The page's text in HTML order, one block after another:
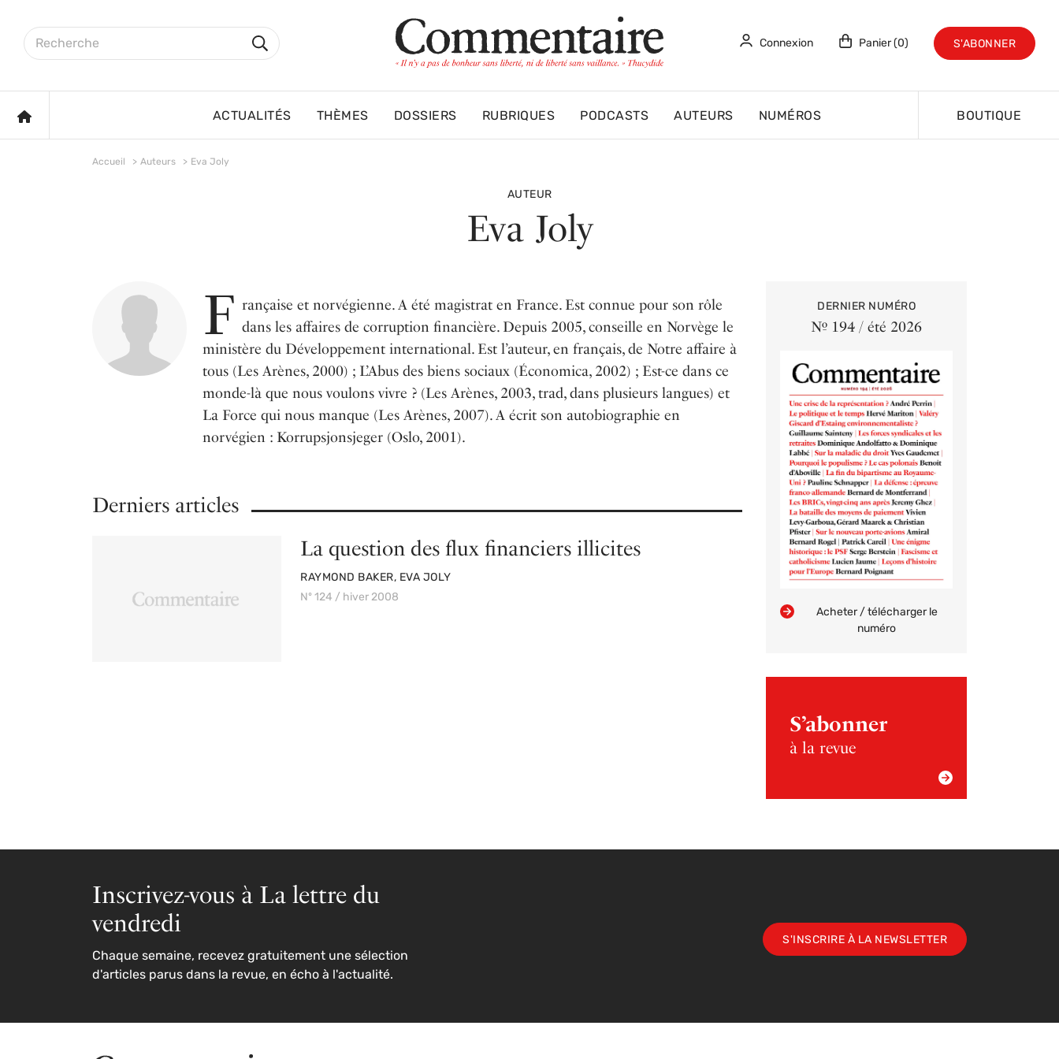
Rechercher sur le site
Rechercher
Connexion Panier (0) S'ABONNER
ACCUEIL ACTUALITÉS THÈMES DOSSIERS RUBRIQUES PODCASTS AUTEURS NUMÉROS BOUTIQUE
Accueil Auteurs Eva Joly
AUTEUR
Eva Joly
F rançaise et norvégienne. A été magistrat en France. Est connue pour son rôle
dans les affaires de corruption financière. Depuis 2005, conseille en Norvège le
ministère du Développement international. Est l’auteur, en français, de Notre affaire à
tous (Les Arènes, 2000) ; L’Abus des biens sociaux (Économica, 2002) ; Est-ce dans ce
monde-là que nous voulons vivre ? (Les Arènes, 2003, trad, dans plusieurs langues) et
La Force qui nous manque (Les Arènes, 2007). A écrit son autobiographie en
norvégien : Korrupsjonsjeger (Oslo, 2001).
Derniers articles
La question des flux financiers illicites
PAR
RAYMOND BAKER, EVA JOLY
Nº 124 / hiver 2008
DERNIER NUMÉRO
Nº 194 / été 2026
Acheter / télécharger le
numéro
S’abonner
à la revue
Inscrivez-vous à La lettre du
vendredi
Chaque semaine, recevez gratuitement une sélection
d'articles parus dans la revue, en écho à l'actualité.
S'INSCRIRE À LA NEWSLETTER